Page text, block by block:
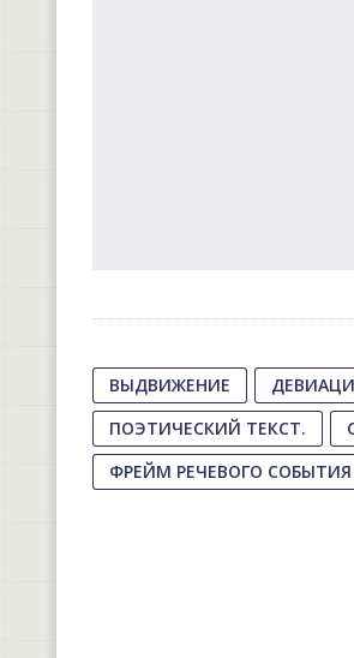
ВЫДВИЖЕНИЕ
ПОЭТИЧЕСКИЙ ТЕКСТ.
ФРЕЙМ РЕЧЕВОГО СОБЫТИЯ